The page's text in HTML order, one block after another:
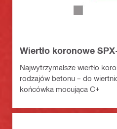
Wiertło koronowe
Najwytrzymalsze wiertło
rodzajów betonu – do
końcówka mocująca C+